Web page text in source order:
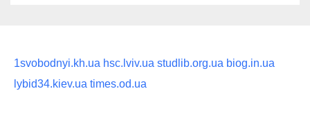
1svobodnyi.kh.ua hsc.lviv.ua studlib.org.ua biog.in.ua
lybid34.kiev.ua times.od.ua